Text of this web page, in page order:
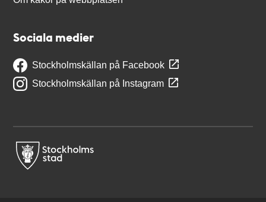
Sociala medier
Stockholmskällan på Facebook
Stockholmskällan på Instagram